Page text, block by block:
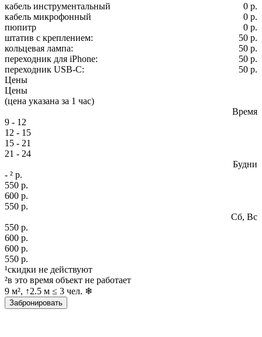
кабель инструментальный
0 р.
кабель микрофонный
0 р.
пюпитр
0 р.
штатив с креплением:
50 р.
кольцевая лампа:
50 р.
переходник для iPhone:
50 р.
переходник USB-C:
50 р.
Цены
Цены
(цена указана за 1 час)
Время
9 - 12
12 - 15
15 - 21
21 - 24
Будни
- ² р.
550 р.
600 р.
550 р.
Сб, Вс
550 р.
600 р.
600 р.
550 р.
¹скидки не действуют
²в это время объект не работает
9 м², ↑2.5 м ≤ 3 чел. ❄
Забронировать